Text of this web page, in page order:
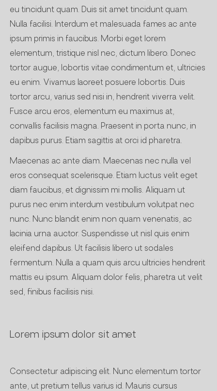
eu tincidunt quam. Duis sit amet tincidunt quam.
Nulla facilisi. Interdum et malesuada fames ac ante
ipsum primis in faucibus. Morbi eget lorem
elementum, tristique nisl nec, dictum libero. Donec
tortor augue, lobortis vitae condimentum et, ultricies
eu enim. Vivamus laoreet posuere lobortis. Duis
tortor arcu, varius sed nisi in, hendrerit viverra velit.
Fusce arcu eros, elementum eu maximus at,
convallis facilisis magna. Praesent in porta nunc, in
dapibus purus. Etiam sagittis at orci id pharetra.
Maecenas ac ante diam. Maecenas nec nulla vel
eros consequat scelerisque. Etiam luctus velit eget
diam faucibus, et dignissim mi mollis. Aliquam ut
purus nec enim interdum vestibulum volutpat nec
nunc. Nunc blandit enim non quam venenatis, ac
lacinia urna auctor. Suspendisse ut nisl quis enim
eleifend dapibus. Ut facilisis libero ut sodales
fermentum. Nulla a quam quis arcu ultricies hendrerit
mattis eu ipsum. Aliquam dolor felis, pharetra ut velit
sed, finibus facilisis nisi.
Lorem ipsum dolor sit amet
Consectetur adipiscing elit. Nunc elementum tortor
ante, ut pretium tellus varius id. Mauris cursus